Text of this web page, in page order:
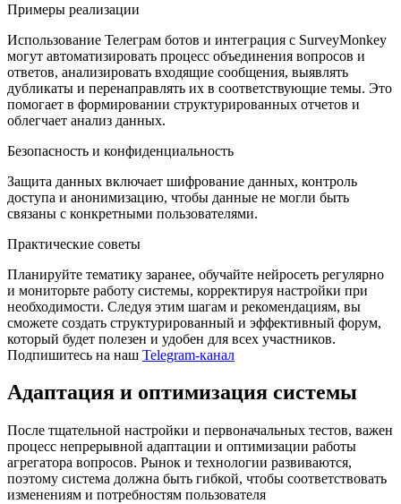
Примеры реализации
Использование Телеграм ботов и интеграция с SurveyMonkey
могут автоматизировать процесс объединения вопросов и
ответов, анализировать входящие сообщения, выявлять
дубликаты и перенаправлять их в соответствующие темы. Это
помогает в формировании структурированных отчетов и
облегчает анализ данных.
Безопасность и конфиденциальность
Защита данных включает шифрование данных, контроль
доступа и анонимизацию, чтобы данные не могли быть
связаны с конкретными пользователями.
Практические советы
Планируйте тематику заранее, обучайте нейросеть регулярно
и мониторьте работу системы, корректируя настройки при
необходимости. Следуя этим шагам и рекомендациям, вы
сможете создать структурированный и эффективный форум,
который будет полезен и удобен для всех участников.
Подпишитесь на наш Telegram-канал
Адаптация и оптимизация системы
После тщательной настройки и первоначальных тестов, важен
процесс непрерывной адаптации и оптимизации работы
агрегатора вопросов. Рынок и технологии развиваются,
поэтому система должна быть гибкой, чтобы соответствовать
изменениям и потребностям пользователя